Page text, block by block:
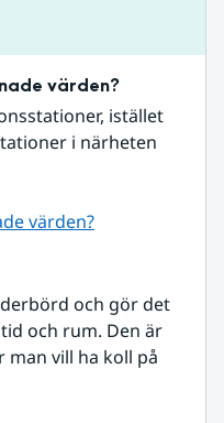
värden?
istället
i närheten
värden?
och gör det
och rum. Den är
vill ha koll på